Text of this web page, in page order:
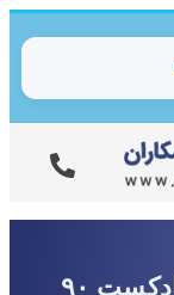
حقیقت پنهان درباره تولید پادکست ۹۰